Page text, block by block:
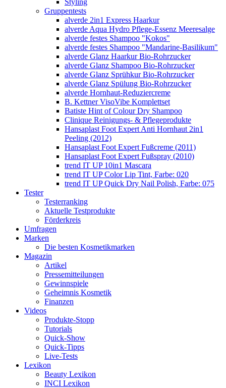
Styling
Gruppentests
alverde 2in1 Express Haarkur
alverde Aqua Hydro Pflege-Essenz Meeresalge
alverde festes Shampoo "Kokos"
alverde festes Shampoo "Mandarine-Basilikum"
alverde Glanz Haarkur Bio-Rohrzucker
alverde Glanz Shampoo Bio-Rohrzucker
alverde Glanz Sprühkur Bio-Rohrzucker
alverde Glanz Spülung Bio-Rohrzucker
alverde Hornhaut-Reduziercreme
B. Kettner VisoVibe Komplettset
Batiste Hint of Colour Dry Shampoo
Clinique Reinigungs- & Pflegeprodukte
Hansaplast Foot Expert Anti Hornhaut 2in1
Peeling (2012)
Hansaplast Foot Expert Fußcreme (2011)
Hansaplast Foot Expert Fußspray (2010)
trend IT UP 10in1 Mascara
trend IT UP Color Lip Tint, Farbe: 020
trend IT UP Quick Dry Nail Polish, Farbe: 075
Tester
Testerranking
Aktuelle Testprodukte
Förderkreis
Umfragen
Marken
Die besten Kosmetikmarken
Magazin
Artikel
Pressemitteilungen
Gewinnspiele
Geheimnis Kosmetik
Finanzen
Videos
Produkte-Stopp
Tutorials
Quick-Show
Quick-Tipps
Live-Tests
Lexikon
Beauty Lexikon
INCI Lexikon